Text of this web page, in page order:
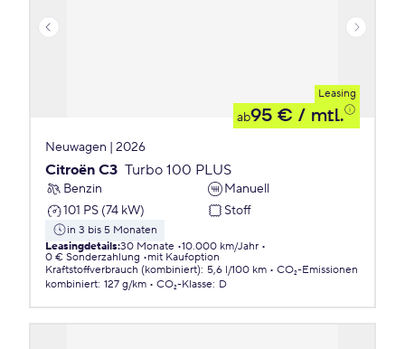
Leasing
ab95 € / mtl.
Neuwagen | 2026
Citroën C3 Turbo 100 PLUS
Benzin
Manuell
101 PS (74 kW)
Stoff
in 3 bis 5 Monaten
Leasingdetails:30 Monate 10.000 km/Jahr
0 € Sonderzahlung
mit Kaufoption
Kraftstoffverbrauch (kombiniert): 5,6 l/100 km
CO₂-Emissionen
kombiniert: 127 g/km CO₂-Klasse: D